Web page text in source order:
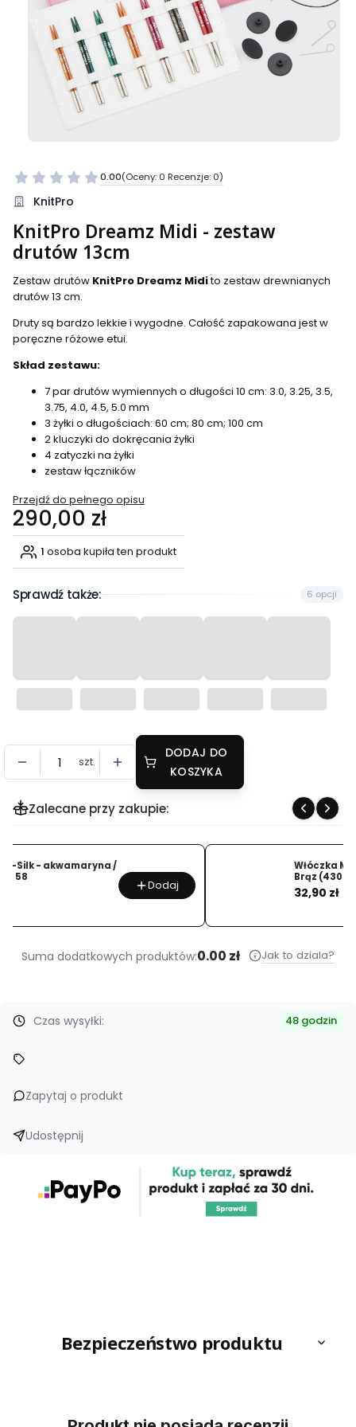
0.00(Oceny: 0 Recenzje: 0)
Przejdź do sekcji Opinie
KnitPro
KnitPro Dreamz Midi - zestaw
drutów 13cm
Zestaw drutów KnitPro Dreamz Midito zestaw drewnianych
drutów 13 cm.
Druty są bardzo lekkie i wygodne. Całość zapakowana jest w
poręczne różowe etui.
Skład zestawu:
7 par drutów wymiennych o długości 10 cm: 3.0, 3.25, 3.5,
3.75, 4.0, 4.5, 5.0 mm
3 żyłki o długościach: 60 cm; 80 cm; 100 cm
2 kluczyki do dokręcania żyłki
4 zatyczki na żyłki
zestaw łączników
Przejdź do pełnego opisu
Cena
290,00 zł
1 osoba kupiła ten produkt
Sprawdź także: 6 opcji
szt.
DODAJ DO
KOSZYKA
Zalecane przy zakupie:
Włóczka Mohsilko – Ziemisty
Brąz (4308) 25g
Cena
32,90 zł Dodaj
Suma dodatkowych produktów:0.00 zł Jak to dziala?
Czas wysyłki: 48 godzin
Zapytaj o produkt
Udostępnij
Bezpieczeństwo produktu